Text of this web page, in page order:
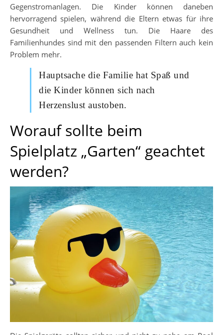
Gegenstromanlagen. Die Kinder können daneben
hervorragend spielen, während die Eltern etwas für ihre
Gesundheit und Wellness tun. Die Haare des
Familienhundes sind mit den passenden Filtern auch kein
Problem mehr.
Hauptsache die Familie hat Spaß und
die Kinder können sich nach
Herzenslust austoben.
Worauf sollte beim
Spielplatz „Garten“ geachtet
werden?